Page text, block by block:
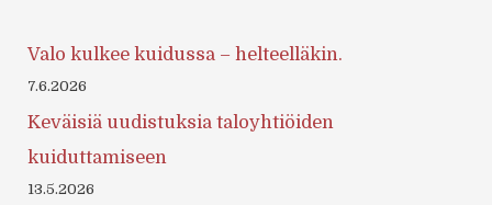
Valo kulkee kuidussa – helteelläkin.
7.6.2026
Keväisiä uudistuksia taloyhtiöiden
kuiduttamiseen
13.5.2026